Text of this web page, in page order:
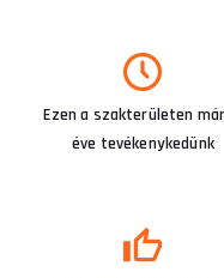
Ezen a szakterületen már
éve tevékenykedünk